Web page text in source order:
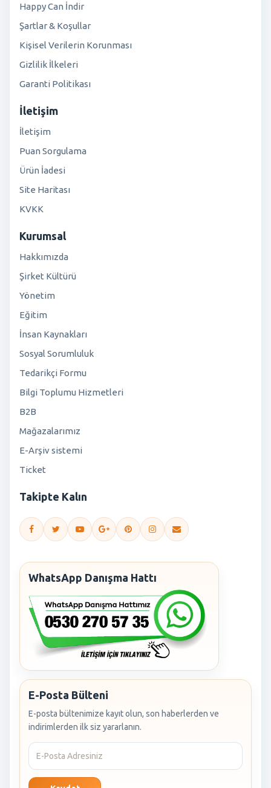
Happy Can İndir
Şartlar & Koşullar
Kişisel Verilerin Korunması
Gizlilik İlkeleri
Garanti Politikası
İletişim
İletişim
Puan Sorgulama
Ürün İadesi
Site Haritası
KVKK
Kurumsal
Hakkımızda
Şirket Kültürü
Yönetim
Eğitim
İnsan Kaynakları
Sosyal Sorumluluk
Tedarikçi Formu
Bilgi Toplumu Hizmetleri
B2B
Mağazalarımız
E-Arşiv sistemi
Ticket
Takipte Kalın
WhatsApp Danışma Hattı
E-Posta Bülteni
E-posta bültenimize kayıt olun, son haberlerden ve
indirimlerden ilk siz yararlanın.